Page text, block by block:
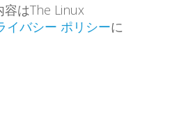
容はThe Linux
イバシー ポリシーに